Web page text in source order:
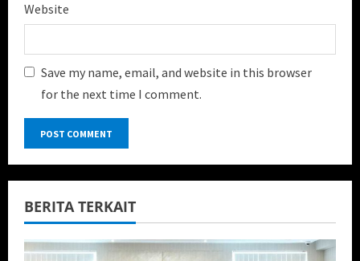
Website
Save my name, email, and website in this browser
for the next time I comment.
BERITA TERKAIT